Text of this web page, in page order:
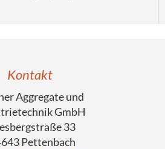
Kontakt
Aggregate und
GmbH
33
Pettenbach